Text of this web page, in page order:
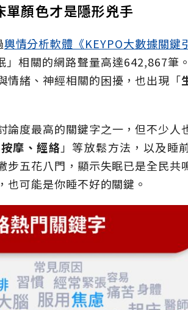
顏色才是隱形兇手
輿情分析軟體《KEYPO大數據關鍵
相關的網路聲量高達642,867筆
情緒、神經相關的困擾，也出現「
論度最高的關鍵字之一，但不少人
摩、經絡 」等放鬆方法，以及睡
步五花八門，顯示失眠已是全民共
可能是你睡不好的關鍵。